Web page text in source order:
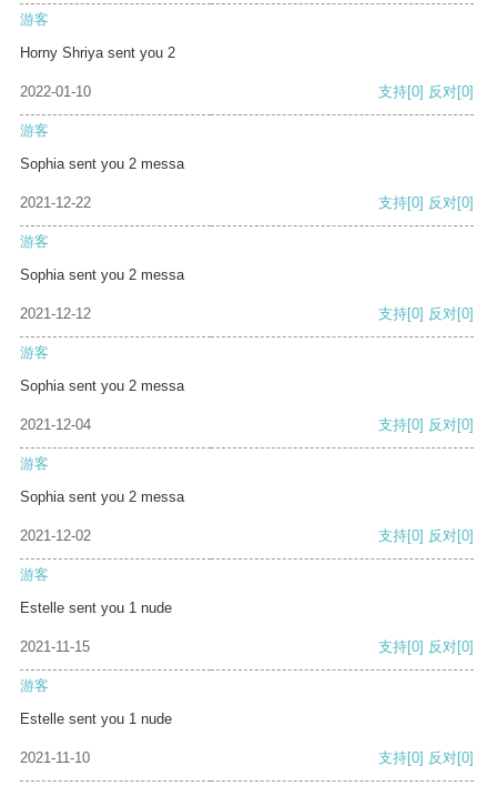
游客
Horny Shriya sent you 2
2022-01-10 支持[0] 反对[0]
游客
Sophia sent you 2 messa
2021-12-22 支持[0] 反对[0]
游客
Sophia sent you 2 messa
2021-12-12 支持[0] 反对[0]
游客
Sophia sent you 2 messa
2021-12-04 支持[0] 反对[0]
游客
Sophia sent you 2 messa
2021-12-02 支持[0] 反对[0]
游客
Estelle sent you 1 nude
2021-11-15 支持[0] 反对[0]
游客
Estelle sent you 1 nude
2021-11-10 支持[0] 反对[0]